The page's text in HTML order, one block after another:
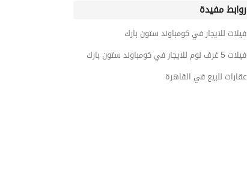
روابط مفيدة
فيلات للايجار في كومباوند ستون بارك
فيلات 5 غرف نوم للايجار في كومباوند ستون بارك
عقارات للبيع في القاهرة